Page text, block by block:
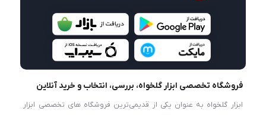
فروشگاه تخصصی ابزار گلخواه، بررسی، انتخاب و خرید آنلاین
ابزار گلخواه به عنوان یکی از قدیمی‌ترین فروشگاه های تخصصی ابزار